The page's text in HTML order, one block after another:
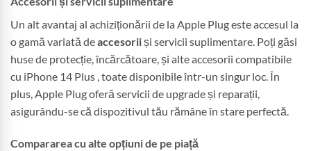
Un alt avantaj al achiziționării de la Apple Plug este accesul la
o gamă variată deaccesoriiși servicii suplimentare. Poți găsi
huse de protecție, încărcătoare, și alte accesorii compatibile
cu iPhone 14 Plus , toate disponibile într-un singur loc. În
plus, Apple Plug oferă servicii de upgrade și reparații,
asigurându-se că dispozitivul tău rămâne în stare perfectă.
Compararea cu alte opțiuni de pe piață